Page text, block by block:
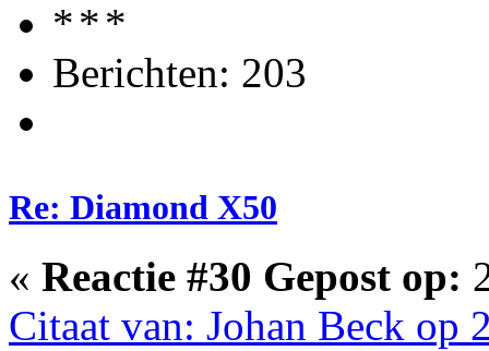
Berichten: 203
Re: Diamond X50
« Reactie #30 Gepost op:
Citaat van: Johan Beck op